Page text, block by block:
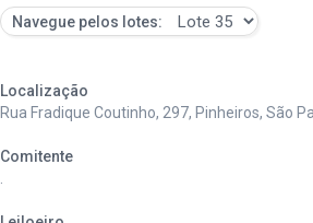
Navegue pelos lotes:
Localização
Rua Fradique Coutinho, 297, Pinheiros, São
Comitente